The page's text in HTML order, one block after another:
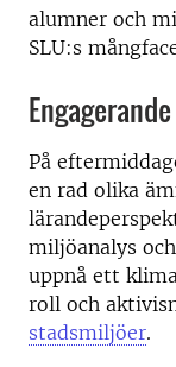
alumner och
SLU:s
På
en rad olika
miljöanalys
uppnå ett
roll och
stadsmiljöer.